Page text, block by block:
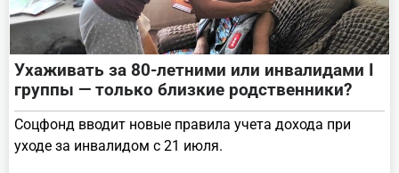
Ухаживать за 80-летними или инвалидами I
группы — только близкие родственники?
Соцфонд вводит новые правила учета дохода при
уходе за инвалидом с 21 июля.